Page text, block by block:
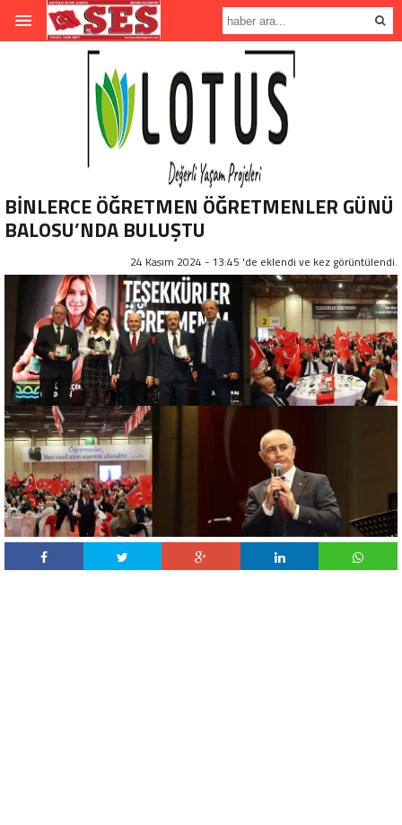
BİNLERCE ÖĞRETMEN ÖĞRETMENLER GÜNÜ
BALOSU’NDA BULUŞTU
24 Kasım 2024 - 13:45 'de eklendi ve kez görüntülendi.